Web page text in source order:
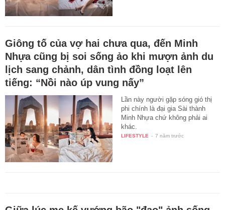
Giông tố của vợ hai chưa qua, đến Minh
Nhựa cũng bị soi sống ảo khi mượn ảnh du
lịch sang chảnh, dân tình đồng loạt lên
tiếng: “Nồi nào úp vung nấy”
Lần này người gặp sóng gió thị
phi chính là đại gia Sài thành
Minh Nhựa chứ không phải ai
khác.
LIFESTYLE - 7 năm trước